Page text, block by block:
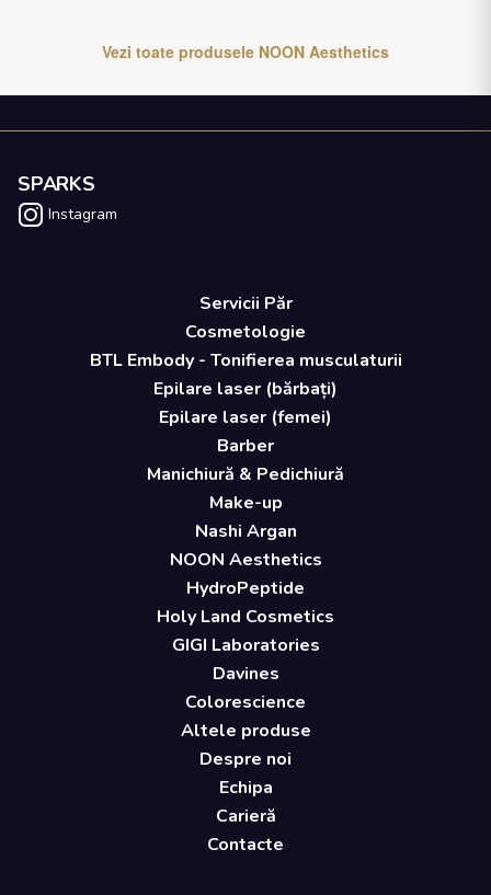
Vezi toate produsele NOON Aesthetics
SPARKS
Instagram
Servicii Păr
Cosmetologie
BTL Embody - Tonifierea musculaturii
Epilare laser (bărbați)
Epilare laser (femei)
Barber
Manichiură & Pedichiură
Make-up
Nashi Argan
NOON Aesthetics
HydroPeptide
Holy Land Cosmetics
GIGI Laboratories
Davines
Colorescience
Altele produse
Despre noi
Echipa
Carieră
Contacte